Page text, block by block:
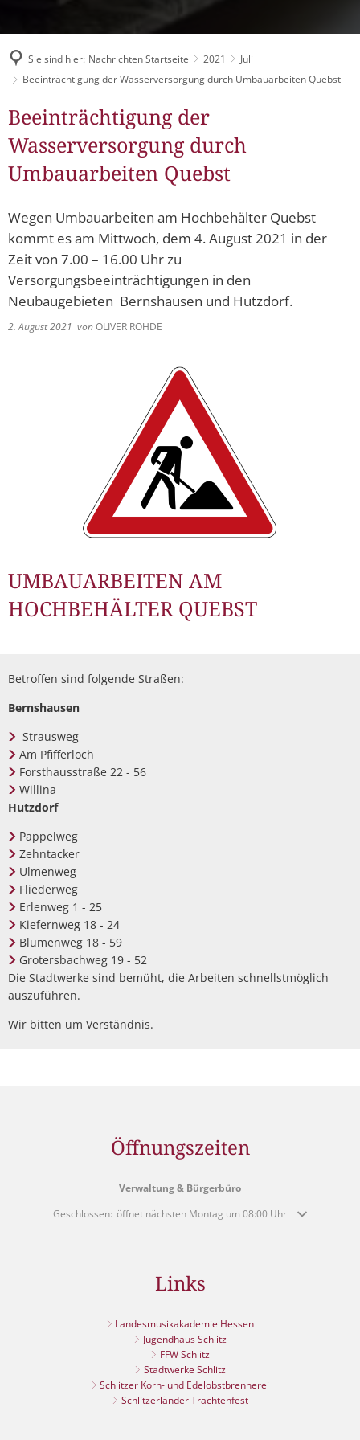
Konzertsaal LMAH
Schlitzer Geschichten
Sie sind hier: Nachrichten Startseite 2021
Juli
Beeinträchtigung der Wasserversorgung durch Umbauarbeiten Quebst
Beeinträchtigung der
Wasserversorgung durch
Umbauarbeiten Quebst
Wegen Umbauarbeiten am Hochbehälter Quebst
kommt es am Mittwoch, dem 4. August 2021 in der
Zeit von 7.00 – 16.00 Uhr zu
Versorgungsbeeinträchtigungen in den
Neubaugebieten Bernshausen und Hutzdorf.
2. August 2021 vonOLIVER ROHDE
UMBAUARBEITEN AM
HOCHBEHÄLTER QUEBST
Betroffen sind folgende Straßen:
Bernshausen
Strausweg
Am Pfifferloch
Forsthausstraße 22 - 56
Willina
Hutzdorf
Pappelweg
Zehntacker
Ulmenweg
Fliederweg
Erlenweg 1 - 25
Kiefernweg 18 - 24
Blumenweg 18 - 59
Grotersbachweg 19 - 52
Die Stadtwerke sind bemüht, die Arbeiten schnellstmöglich
auszuführen.
Wir bitten um Verständnis.
Öffnungszeiten
Verwaltung & Bürgerbüro
Klicken, um weitere Öffnungs- oder Schließzeiten auszublenden
Geschlossen: öffnet nächsten Montag um 08:00 Uhr
Links
Landesmusikakademie Hessen
Jugendhaus Schlitz
FFW Schlitz
Stadtwerke Schlitz
Schlitzer Korn- und Edelobstbrennerei
Schlitzerländer Trachtenfest